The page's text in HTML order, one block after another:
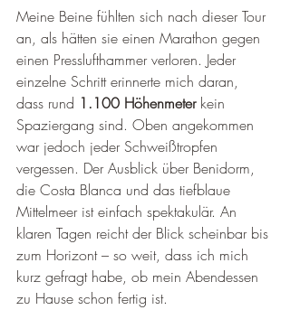
Meine Beine fühlten sich nach dieser Tour
an, als hätten sie einen Marathon gegen
einen Presslufthammer verloren. Jeder
einzelne Schritt erinnerte mich daran,
dass rund 1.100 Höhenmeter kein
Spaziergang sind. Oben angekommen
war jedoch jeder Schweißtropfen
vergessen. Der Ausblick über Benidorm,
die Costa Blanca und das tiefblaue
Mittelmeer ist einfach spektakulär. An
klaren Tagen reicht der Blick scheinbar bis
zum Horizont – so weit, dass ich mich
kurz gefragt habe, ob mein Abendessen
zu Hause schon fertig ist.